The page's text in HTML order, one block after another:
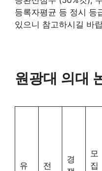
등록자평균 등 정시 등
있으니 참고하시길 바
원광대 의대
유
전
경
모
집